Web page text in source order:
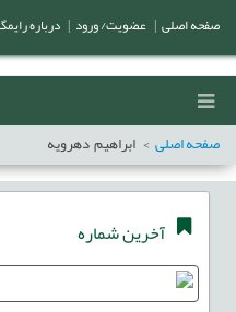
صفحه اصلی ابراهيم دهرويه
آخرین شماره
صفحه اصلی عضویت/ ورود درباره رایمگ